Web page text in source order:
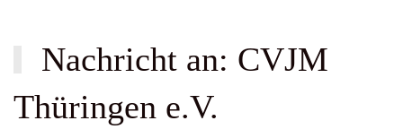
Nachricht an: CVJM
Thüringen e.V.